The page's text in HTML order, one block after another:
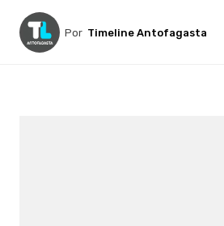
Por Timeline Antofagasta